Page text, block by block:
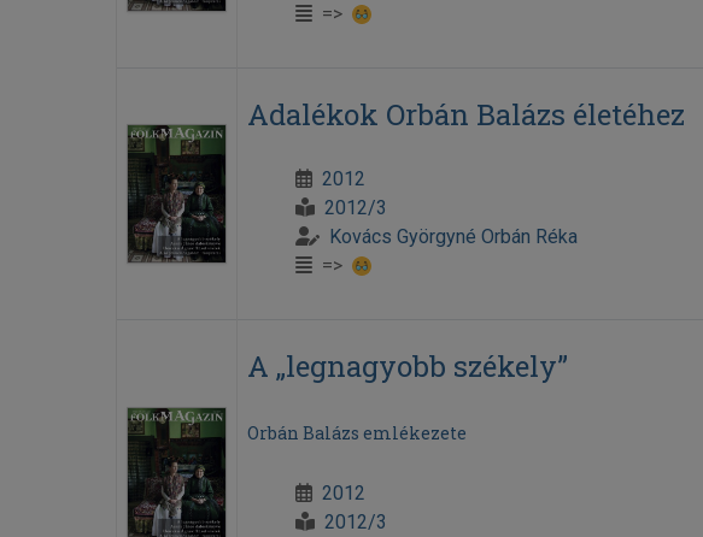
=>
Adalékok Orbán Balázs életéhez
2012
2012/3
Kovács Györgyné Orbán Réka
=>
A „legnagyobb székely”
Orbán Balázs emlékezete
2012
2012/3